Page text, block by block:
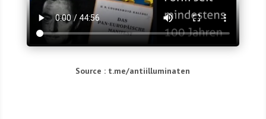
Source : t.me/antiilluminaten